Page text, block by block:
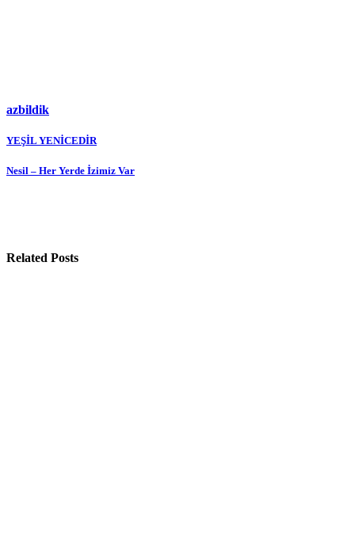
azbildik
Yazı
gezinmesi
YEŞİL YENİCEDİR
Nesil – Her Yerde İzimiz Var
Related Posts